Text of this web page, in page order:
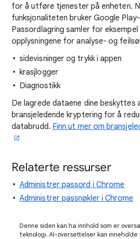
for å utføre tjenester på enheten.
funksjonaliteten bruker Google
Passordlagring samler for eksempel
opplysningene for analyse- og
sidevisninger og trykk i appen
krasjlogger
Diagnostikk
De lagrede dataene dine beskyttes
bransjeledende kryptering for å
databrudd. Finn ut mer om
Relaterte ressurser
Administrer passord i Chrome
Administrer passnøkler i Chrome
Denne siden kan ha innhold som er
teknologi. AI-oversettelser kan inneholde